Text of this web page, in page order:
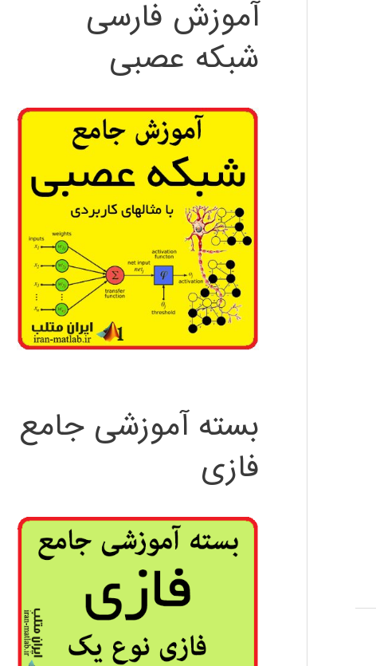
آموزش فارسی
شبکه عصبی
بسته آموزشی جامع
فازی